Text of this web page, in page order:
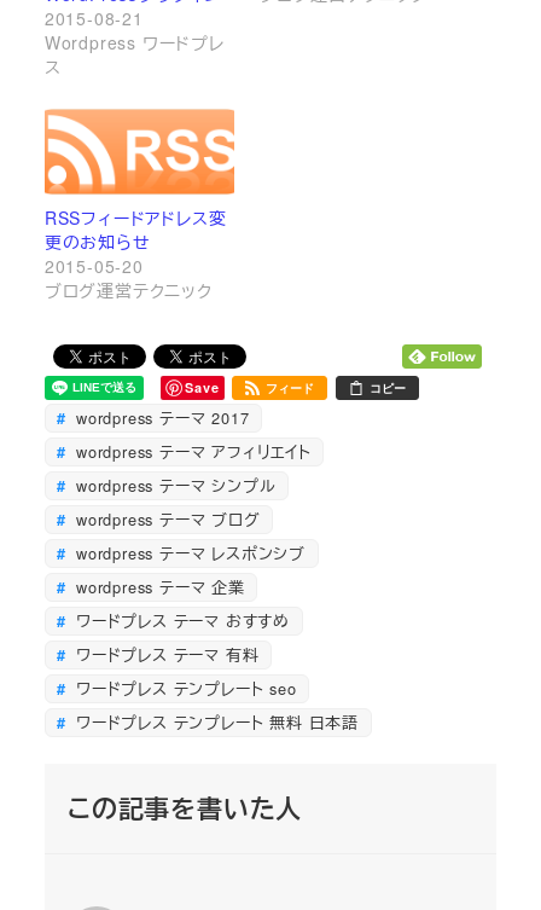
2015-08-21
Wordpress ワードプレ
ス
RSSフィードアドレス変
更のお知らせ
2015-05-20
ブログ運営テクニック
Save フィード コピー
wordpress テーマ 2017
wordpress テーマ アフィリエイト
wordpress テーマ シンプル
wordpress テーマ ブログ
wordpress テーマ レスポンシブ
wordpress テーマ 企業
ワードプレス テーマ おすすめ
ワードプレス テーマ 有料
ワードプレス テンプレート seo
ワードプレス テンプレート 無料 日本語
この記事を書いた人